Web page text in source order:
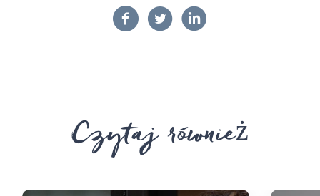
Czytaj również